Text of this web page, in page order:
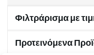
Φιλτράρισμα με
Προτεινόμενα